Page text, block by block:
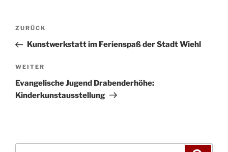
Beitragsnavigation
Vorheriger
Beitrag
ZURÜCK
Kunstwerkstatt im Ferienspaß der Stadt Wiehl
Nächster
Beitrag
WEITER
Evangelische Jugend Drabenderhöhe:
Kinderkunstausstellung